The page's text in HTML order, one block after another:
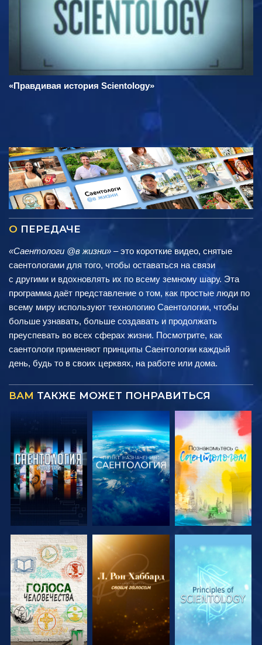
«Правдивая история Scientology»
О ПЕРЕДАЧЕ
«Саентологи @в жизни» – это короткие видео, снятые
саентологами для того, чтобы оставаться на связи
с другими и вдохновлять их по всему земному шару. Эта
программа даёт представление о том, как простые люди по
всему миру используют технологию Саентологии, чтобы
больше узнавать, больше создавать и продолжать
преуспевать во всех сферах жизни. Посмотрите, как
саентологи применяют принципы Саентологии каждый
день, будь то в своих церквях, на работе или дома.
ВАМ ТАКЖЕ МОЖЕТ ПОНРАВИТЬСЯ
СМОТРЕТЬ
ПЕРЕДАЧИ
СМОТРЕТЬ
ПЕРЕДАЧИ
СМОТРЕТЬ
ПЕРЕДАЧИ